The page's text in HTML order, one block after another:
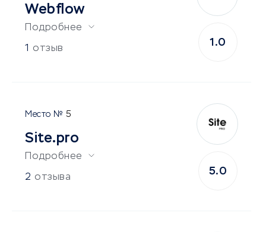
Webflow
Подробнее
1 отзыв
1.0
5
Site.pro
Подробнее
2 отзыва
5.0